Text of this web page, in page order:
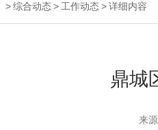
>综合动态> 工作动态>详细内容
鼎城
来